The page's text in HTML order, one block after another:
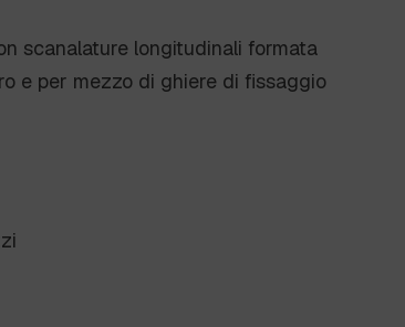
scanalature longitudinali formata
e per mezzo di ghiere di fissaggio